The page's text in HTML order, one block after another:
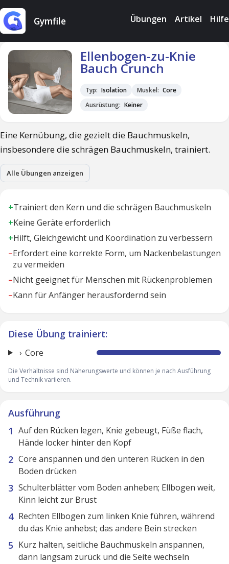
Gymfile Übungen Artikel Hilfe
Ellenbogen-zu-Knie
Bauch Crunch
Typ: Isolation Muskel: Core
Ausrüstung: Keiner
Eine Kernübung, die gezielt die Bauchmuskeln,
insbesondere die schrägen Bauchmuskeln, trainiert.
Alle Übungen anzeigen
+Trainiert den Kern und die schrägen Bauchmuskeln
+Keine Geräte erforderlich
+Hilft, Gleichgewicht und Koordination zu verbessern
–Erfordert eine korrekte Form, um Nackenbelastungen
zu vermeiden
–Nicht geeignet für Menschen mit Rückenproblemen
–Kann für Anfänger herausfordernd sein
Diese Übung trainiert:
Core
Die Verhältnisse sind Näherungswerte und können je nach Ausführung
und Technik variieren.
Ausführung
Auf den Rücken legen, Knie gebeugt, Füße flach,
Hände locker hinter den Kopf
Core anspannen und den unteren Rücken in den
Boden drücken
Schulterblätter vom Boden anheben; Ellbogen weit,
Kinn leicht zur Brust
Rechten Ellbogen zum linken Knie führen, während
du das Knie anhebst; das andere Bein strecken
Kurz halten, seitliche Bauchmuskeln anspannen,
dann langsam zurück und die Seite wechseln